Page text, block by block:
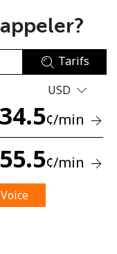
mot de passe créé
Tarifs
USD
34.5¢/min
55.5¢/min